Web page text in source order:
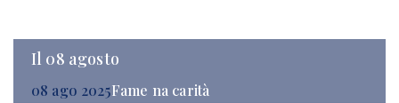
Il 08 agosto
08 ago 2025Fame na carità